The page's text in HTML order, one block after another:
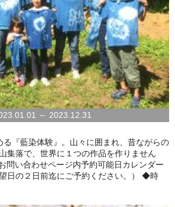
～ 2023.12.31
る『藍染体験』。山々に囲まれ、昔ながらの
集落で、世界に１つの作品を作りません
問い合わせページ内予約可能日カレンダー
日の２日前迄にご予約ください。） ◆時